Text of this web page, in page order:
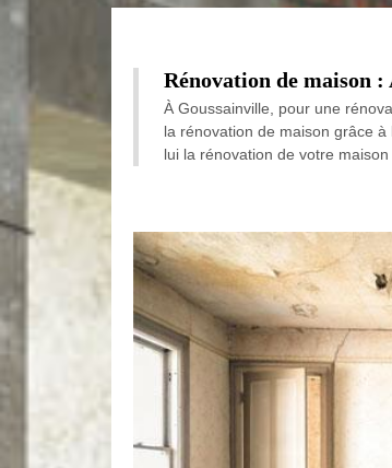
Rénovation de maison
À Goussainville, pour une
la rénovation de maison grâce
lui la rénovation de votre